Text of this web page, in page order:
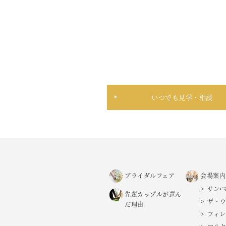
いつでも見学・相談
ブライダルフェア
先輩カップルが選ん
だ理由
会場案内
サン•
ザ・
フィ